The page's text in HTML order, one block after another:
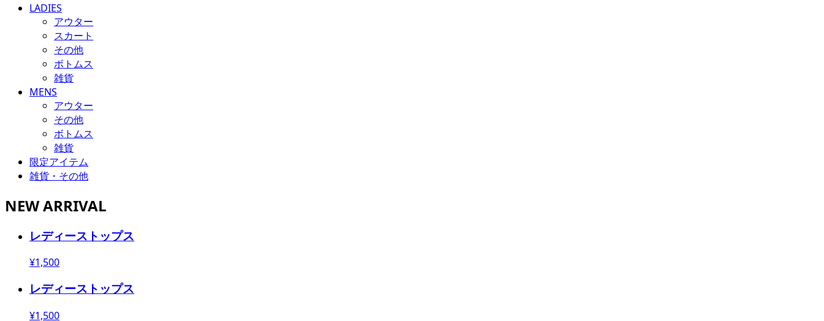
LADIES
アウター
スカート
その他
ボトムス
雑貨
MENS
アウター
その他
ボトムス
雑貨
限定アイテム
雑貨・その他
NEW ARRIVAL
レディーストップス
¥1,500
レディーストップス
¥1,500